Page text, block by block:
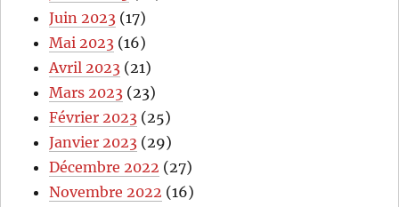
Juin 2023 (17)
Mai 2023 (16)
Avril 2023 (21)
Mars 2023 (23)
Février 2023 (25)
Janvier 2023 (29)
Décembre 2022 (27)
Novembre 2022 (16)